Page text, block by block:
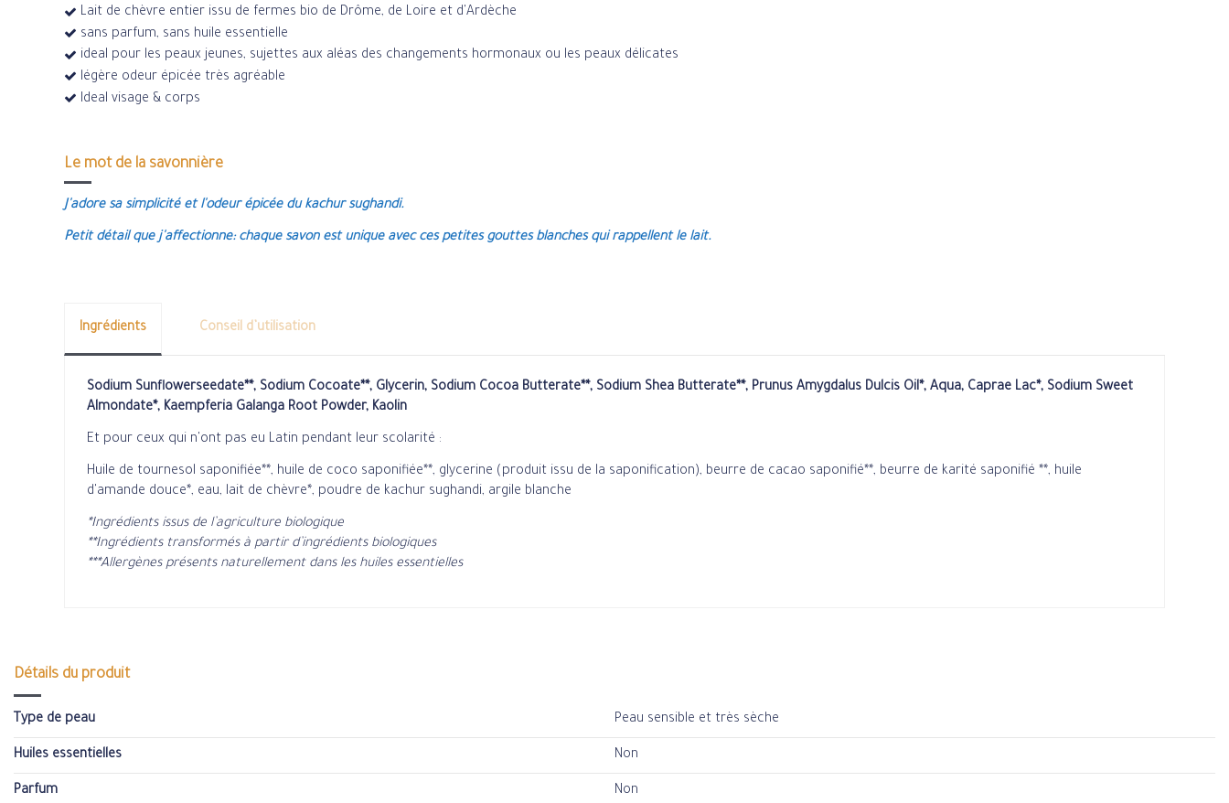
Lait de chèvre entier issu de fermes bio de Drôme, de Loire et d'Ardèche
sans parfum, sans huile essentielle
ideal pour les peaux jeunes, sujettes aux aléas des changements hormonaux ou les peaux délicates
légère odeur épicée très agréable
Ideal visage & corps
Le mot de la savonnière
J'adore sa simplicité et l'odeur épicée du kachur sughandi.
Petit détail que j'affectionne: chaque savon est unique avec ces petites gouttes blanches qui rappellent le lait.
Ingrédients Conseil d’utilisation
Sodium Sunflowerseedate**, Sodium Cocoate**, Glycerin, Sodium Cocoa Butterate**, Sodium Shea Butterate**, Prunus Amygdalus Dulcis Oil*, Aqua, Caprae Lac*, Sodium Sweet
Almondate*, Kaempferia Galanga Root Powder, Kaolin
Et pour ceux qui n'ont pas eu Latin pendant leur scolarité :
Huile de tournesol saponifiée**, huile de coco saponifiée**, glycerine (produit issu de la saponification), beurre de cacao saponifié**, beurre de karité saponifié **, huile
d'amande douce*, eau, lait de chèvre*, poudre de kachur sughandi, argile blanche
*Ingrédients issus de l’agriculture biologique
**Ingrédients transformés à partir d’ingrédients biologiques
***Allergènes présents naturellement dans les huiles essentielles
Détails du produit
Type de peau Peau sensible et très sèche
Huiles essentielles Non
Parfum Non